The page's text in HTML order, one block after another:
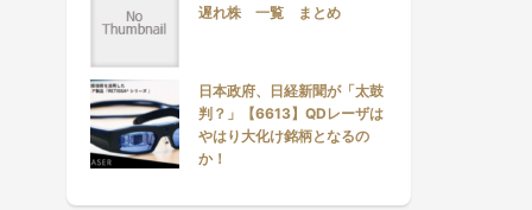
遅れ株 一覧 まとめ
日本政府、日経新聞が「太鼓
判？」【6613】QDレーザは
やはり大化け銘柄となるの
か！